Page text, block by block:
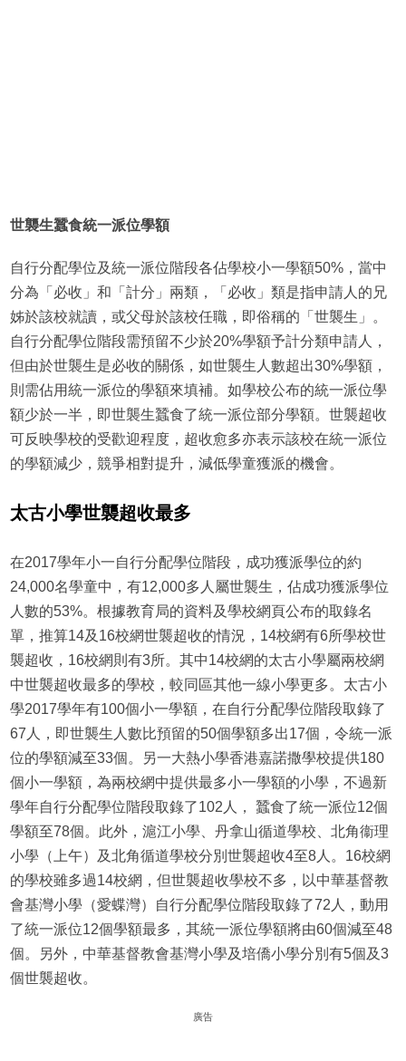
世襲生蠶食統一派位學額
自行分配學位及統一派位階段各佔學校小一學額50%，當中
分為「必收」和「計分」兩類，「必收」類是指申請人的兄
姊於該校就讀，或父母於該校任職，即俗稱的「世襲生」。
自行分配學位階段需預留不少於20%學額予計分類申請人，
但由於世襲生是必收的關係，如世襲生人數超出30%學額，
則需佔用統一派位的學額來填補。如學校公布的統一派位學
額少於一半，即世襲生蠶食了統一派位部分學額。世襲超收
可反映學校的受歡迎程度，超收愈多亦表示該校在統一派位
的學額減少，競爭相對提升，減低學童獲派的機會。
太古小學世襲超收最多
在2017學年小一自行分配學位階段，成功獲派學位的約
24,000名學童中，有12,000多人屬世襲生，佔成功獲派學位
人數的53%。根據教育局的資料及學校網頁公布的取錄名
單，推算14及16校網世襲超收的情況，14校網有6所學校世
襲超收，16校網則有3所。其中14校網的太古小學屬兩校網
中世襲超收最多的學校，較同區其他一線小學更多。太古小
學2017學年有100個小一學額，在自行分配學位階段取錄了
67人，即世襲生人數比預留的50個學額多出17個，令統一派
位的學額減至33個。另一大熱小學香港嘉諾撒學校提供180
個小一學額，為兩校網中提供最多小一學額的小學，不過新
學年自行分配學位階段取錄了102人， 蠶食了統一派位12個
學額至78個。此外，滬江小學、丹拿山循道學校、北角衞理
小學（上午）及北角循道學校分別世襲超收4至8人。16校網
的學校雖多過14校網，但世襲超收學校不多，以中華基督教
會基灣小學（愛蝶灣）自行分配學位階段取錄了72人，動用
了統一派位12個學額最多，其統一派位學額將由60個減至48
個。另外，中華基督教會基灣小學及培僑小學分別有5個及3
個世襲超收。
廣告